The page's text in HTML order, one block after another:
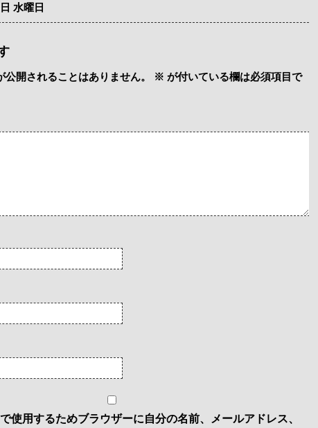
水曜日
公開されることはありません。 ※ が付いている欄は必須項目で
使用するためブラウザーに自分の名前、メールアドレス、